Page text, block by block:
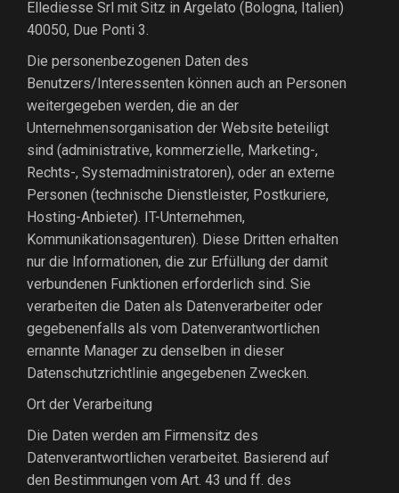
Ellediesse Srl mit Sitz in Argelato (Bologna, Italien)
40050, Due Ponti 3.
Die personenbezogenen Daten des
Benutzers/Interessenten können auch an Personen
weitergegeben werden, die an der
Unternehmensorganisation der Website beteiligt
sind (administrative, kommerzielle, Marketing-,
Rechts-, Systemadministratoren), oder an externe
Personen (technische Dienstleister, Postkuriere,
Hosting-Anbieter). IT-Unternehmen,
Kommunikationsagenturen). Diese Dritten erhalten
nur die Informationen, die zur Erfüllung der damit
verbundenen Funktionen erforderlich sind. Sie
verarbeiten die Daten als Datenverarbeiter oder
gegebenenfalls als vom Datenverantwortlichen
ernannte Manager zu denselben in dieser
Datenschutzrichtlinie angegebenen Zwecken.
Ort der Verarbeitung
Die Daten werden am Firmensitz des
Datenverantwortlichen verarbeitet. Basierend auf
den Bestimmungen vom Art. 43 und ff. des